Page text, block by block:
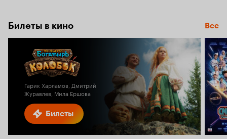
Билеты в кино Все
Билеты
Гарик Харламов, Дмитрий
Журавлев, Мила Ершова